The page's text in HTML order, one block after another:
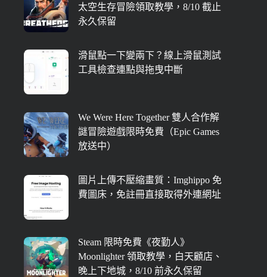
太空生存冒險領取教學，8/10 截止
永久保留
滑鼠點一下變兩下？線上滑鼠測試
工具檢查連點與拖曳中斷
We Were Here Together 雙人合作解
謎冒險遊戲限時免費（Epic Games
放送中）
圖片上傳不壓縮畫質：Imghippo 免
費圖床，免註冊直接取得外連網址
Steam 限時免費《夜勤人》
Moonlighter 領取教學，白天顧店、
晚上下地城，8/10 前永久保留